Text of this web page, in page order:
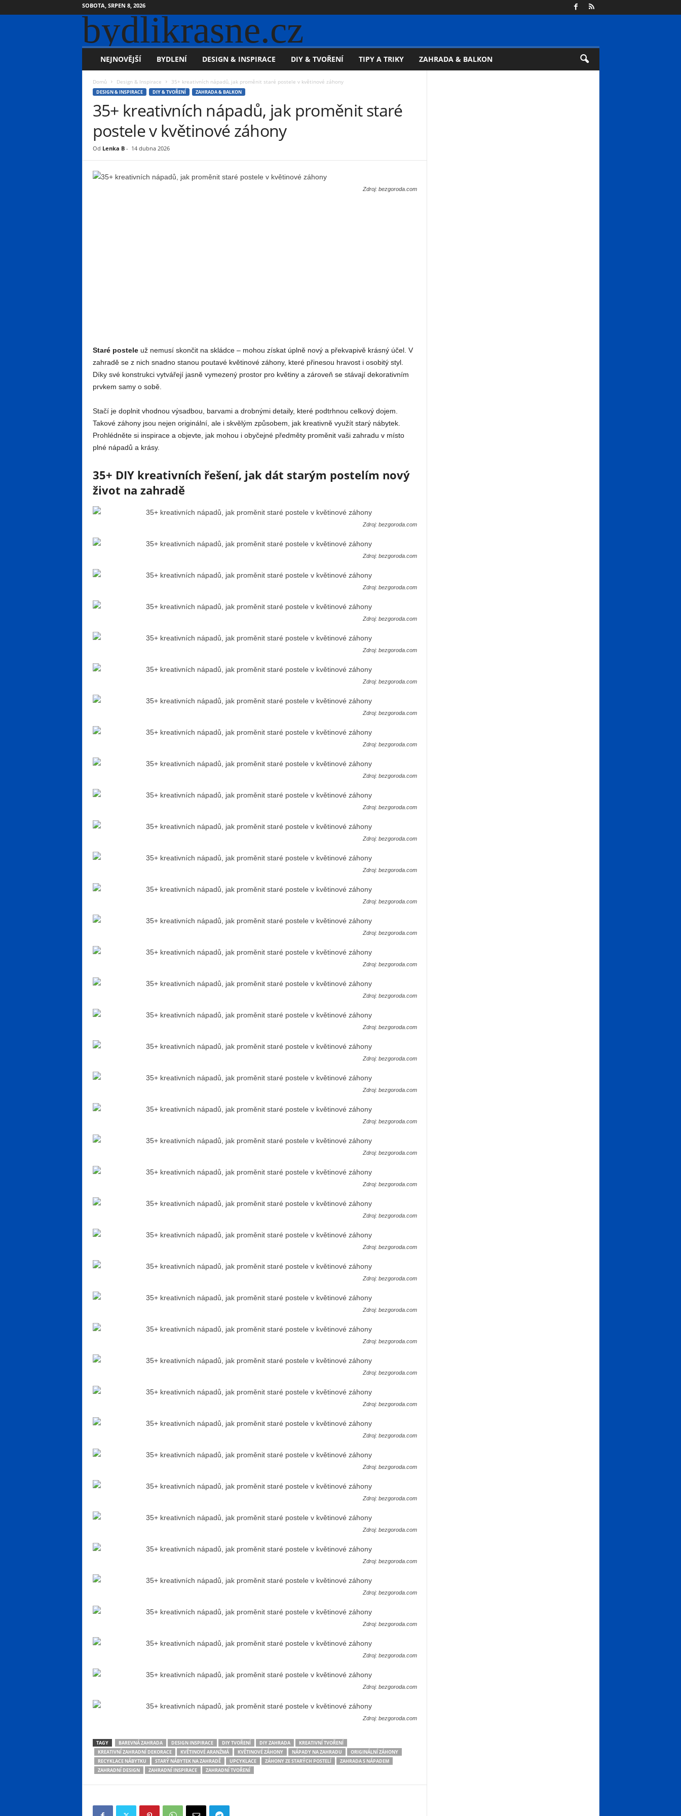
SOBOTA, SRPEN 8, 2026
bydlikrasne.cz
NEJNOVĚJŠÍ BYDLENÍ DESIGN & INSPIRACE DIY & TVOŘENÍ TIPY A TRIKY ZAHRADA & BALKON
Domů Design & Inspirace 35+ kreativních nápadů, jak proměnit staré postele v květinové záhony
DESIGN & INSPIRACE DIY & TVOŘENÍ ZAHRADA & BALKON
35+ kreativních nápadů, jak proměnit staré
postele v květinové záhony
Od Lenka B- 14 dubna 2026
Zdroj: bezgoroda.com
Staré posteleuž nemusí skončit na skládce – mohou získat úplně nový a překvapivě krásný účel. V
zahradě se z nich snadno stanou poutavé květinové záhony, které přinesou hravost i osobitý styl.
Díky své konstrukci vytvářejí jasně vymezený prostor pro květiny a zároveň se stávají dekorativním
prvkem samy o sobě.
Stačí je doplnit vhodnou výsadbou, barvami a drobnými detaily, které podtrhnou celkový dojem.
Takové záhony jsou nejen originální, ale i skvělým způsobem, jak kreativně využít starý nábytek.
Prohlédněte si inspirace a objevte, jak mohou i obyčejné předměty proměnit vaši zahradu v místo
plné nápadů a krásy.
35+ DIY kreativních řešení, jak dát starým postelím nový
život na zahradě
Zdroj: bezgoroda.com
Zdroj: bezgoroda.com
Zdroj: bezgoroda.com
Zdroj: bezgoroda.com
Zdroj: bezgoroda.com
Zdroj: bezgoroda.com
Zdroj: bezgoroda.com
Zdroj: bezgoroda.com
Zdroj: bezgoroda.com
Zdroj: bezgoroda.com
Zdroj: bezgoroda.com
Zdroj: bezgoroda.com
Zdroj: bezgoroda.com
Zdroj: bezgoroda.com
Zdroj: bezgoroda.com
Zdroj: bezgoroda.com
Zdroj: bezgoroda.com
Zdroj: bezgoroda.com
Zdroj: bezgoroda.com
Zdroj: bezgoroda.com
Zdroj: bezgoroda.com
Zdroj: bezgoroda.com
Zdroj: bezgoroda.com
Zdroj: bezgoroda.com
Zdroj: bezgoroda.com
Zdroj: bezgoroda.com
Zdroj: bezgoroda.com
Zdroj: bezgoroda.com
Zdroj: bezgoroda.com
Zdroj: bezgoroda.com
Zdroj: bezgoroda.com
Zdroj: bezgoroda.com
Zdroj: bezgoroda.com
Zdroj: bezgoroda.com
Zdroj: bezgoroda.com
Zdroj: bezgoroda.com
Zdroj: bezgoroda.com
Zdroj: bezgoroda.com
Zdroj: bezgoroda.com
TAGY BAREVNÁ ZAHRADA DESIGN INSPIRACE DIY TVOŘENÍ DIY ZAHRADA
KREATIVNÍ TVOŘENÍ
KREATIVNÍ ZAHRADNÍ DEKORACE
KVĚTINOVÉ ARANŽMÁ KVĚTINOVÉ ZÁHONY NÁPADY NA ZAHRADU
ORIGINÁLNÍ ZÁHONY
RECYKLACE NÁBYTKU
STARÝ NÁBYTEK NA ZAHRADĚ UPCYKLACE ZÁHONY ZE STARÝCH POSTELÍ
ZAHRADA S NÁPADEM
ZAHRADNÍ DESIGN
ZAHRADNÍ INSPIRACE ZAHRADNÍ TVOŘENÍ